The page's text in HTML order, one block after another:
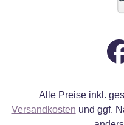
Alle Preise inkl.
Versandkosten und ggf.